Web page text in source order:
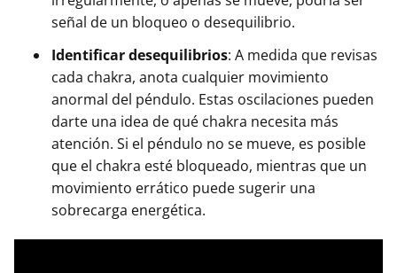
señal de un bloqueo o desequilibrio.
Identificar desequilibrios: A medida que revisas
cada chakra, anota cualquier movimiento
anormal del péndulo. Estas oscilaciones pueden
darte una idea de qué chakra necesita más
atención. Si el péndulo no se mueve, es posible
que el chakra esté bloqueado, mientras que un
movimiento errático puede sugerir una
sobrecarga energética.